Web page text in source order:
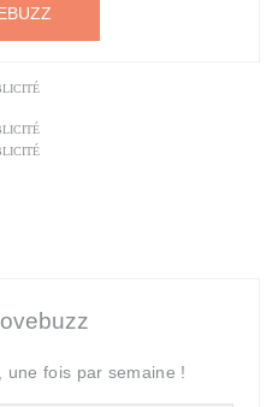
une fois par semaine !